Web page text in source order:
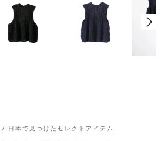
本で見つけたセレクトアイテム